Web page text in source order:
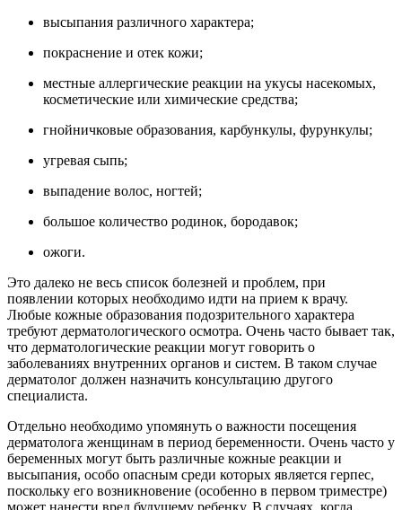
высыпания различного характера;
покраснение и отек кожи;
местные аллергические реакции на укусы насекомых,
косметические или химические средства;
гнойничковые образования, карбункулы, фурункулы;
угревая сыпь;
выпадение волос, ногтей;
большое количество родинок, бородавок;
ожоги.
Это далеко не весь список болезней и проблем, при
появлении которых необходимо идти на прием к врачу.
Любые кожные образования подозрительного характера
требуют дерматологического осмотра. Очень часто бывает так,
что дерматологические реакции могут говорить о
заболеваниях внутренних органов и систем. В таком случае
дерматолог должен назначить консультацию другого
специалиста.
Отдельно необходимо упомянуть о важности посещения
дерматолога женщинам в период беременности. Очень часто у
беременных могут быть различные кожные реакции и
высыпания, особо опасным среди которых является герпес,
поскольку его возникновение (особенно в первом триместре)
может нанести вред будущему ребенку. В случаях, когда